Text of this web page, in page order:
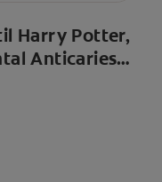
Harry Potter,
Anticaries